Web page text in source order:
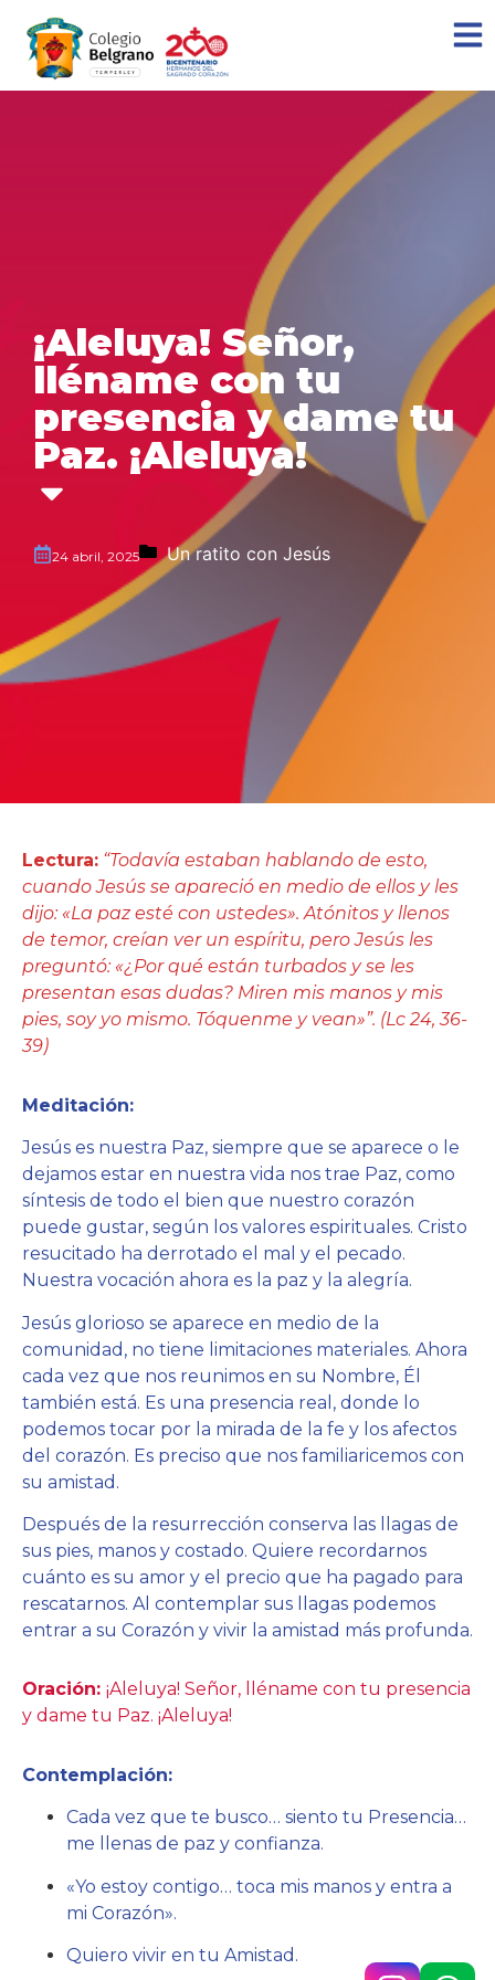
¡Aleluya! Señor,
lléname con tu
presencia y dame tu
Paz. ¡Aleluya!
24 abril, 2025 Un ratito con Jesús
Lectura: “Todavía estaban hablando de esto,
cuando Jesús se apareció en medio de ellos y les
dijo: «La paz esté con ustedes». Atónitos y llenos
de temor, creían ver un espíritu, pero Jesús les
preguntó: «¿Por qué están turbados y se les
presentan esas dudas? Miren mis manos y mis
pies, soy yo mismo. Tóquenme y vean»”. (Lc 24, 36-
39)
Meditación:
Jesús es nuestra Paz, siempre que se aparece o le
dejamos estar en nuestra vida nos trae Paz, como
síntesis de todo el bien que nuestro corazón
puede gustar, según los valores espirituales. Cristo
resucitado ha derrotado el mal y el pecado.
Nuestra vocación ahora es la paz y la alegría.
Jesús glorioso se aparece en medio de la
comunidad, no tiene limitaciones materiales. Ahora
cada vez que nos reunimos en su Nombre, Él
también está. Es una presencia real, donde lo
podemos tocar por la mirada de la fe y los afectos
del corazón. Es preciso que nos familiaricemos con
su amistad.
Después de la resurrección conserva las llagas de
sus pies, manos y costado. Quiere recordarnos
cuánto es su amor y el precio que ha pagado para
rescatarnos. Al contemplar sus llagas podemos
entrar a su Corazón y vivir la amistad más profunda.
Oración: ¡Aleluya! Señor, lléname con tu presencia
y dame tu Paz. ¡Aleluya!
Contemplación:
Cada vez que te busco… siento tu Presencia…
me llenas de paz y confianza.
«Yo estoy contigo… toca mis manos y entra a
mi Corazón».
Quiero vivir en tu Amistad.